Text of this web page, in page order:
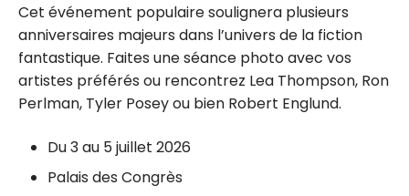
Cet événement populaire soulignera plusieurs
anniversaires majeurs dans l’univers de la fiction
fantastique. Faites une séance photo avec vos
artistes préférés ou rencontrez Lea Thompson, Ron
Perlman, Tyler Posey ou bien Robert Englund.
Du 3 au 5 juillet 2026
Palais des Congrès